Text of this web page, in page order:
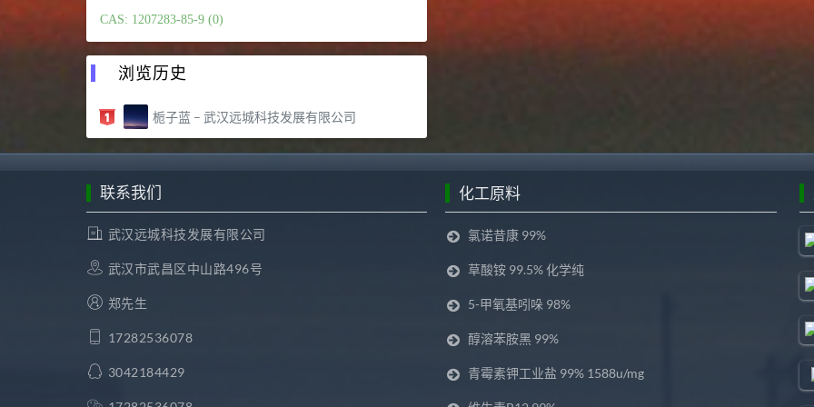
CAS: 1207283-85-9 (0)
浏览历史
栀子蓝 – 武汉远城科技发展有限公司
联系我们
武汉远城科技发展有限公司
武汉市武昌区中山路496号
郑先生
17282536078
3042184429
化工原料
氯诺昔康 99%
草酸铵 99.5% 化学纯
5-甲氧基吲哚 98%
醇溶苯胺黑 99%
青霉素钾工业盐 99% 1588u/mg